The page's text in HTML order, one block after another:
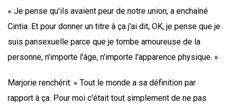
« Je pense qu'ils avaient peur de notre union, a enchaîné
Cintia. Et pour donner un titre à ça j'ai dit, OK, je pense que je
suis pansexuelle parce que je tombe amoureuse de la
personne, n'importe l'âge, n'importe l'apparence physique. »
Marjorie renchérit: « Tout le monde a sa définition par
rapport à ça. Pour moi c'était tout simplement de ne pas